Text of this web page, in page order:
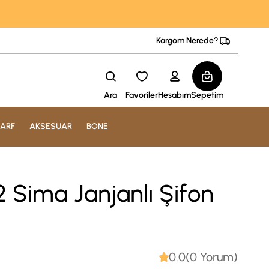
Kargom Nerede?
Ara FavorilerHesabımSepetim
AKSESUAR BONE
Janjanlı Şifon
0.0(0 Yorum)